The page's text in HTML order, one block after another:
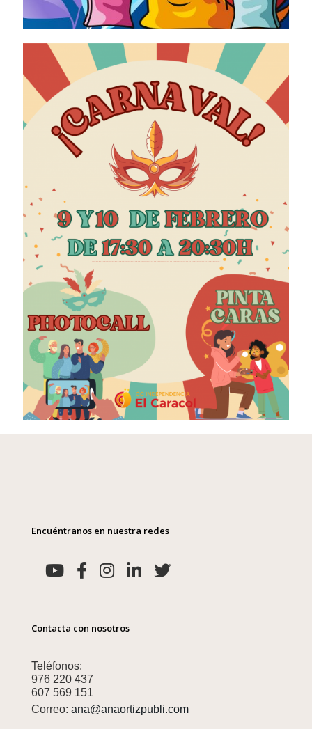
Encuéntranos en nuestra redes
Contacta con nosotros
Teléfonos:
976 220 437
607 569 151
Correo: ana@anaortizpubli.com